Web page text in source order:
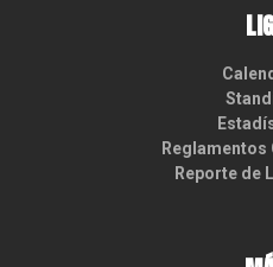
Reglamentos
Reporte de